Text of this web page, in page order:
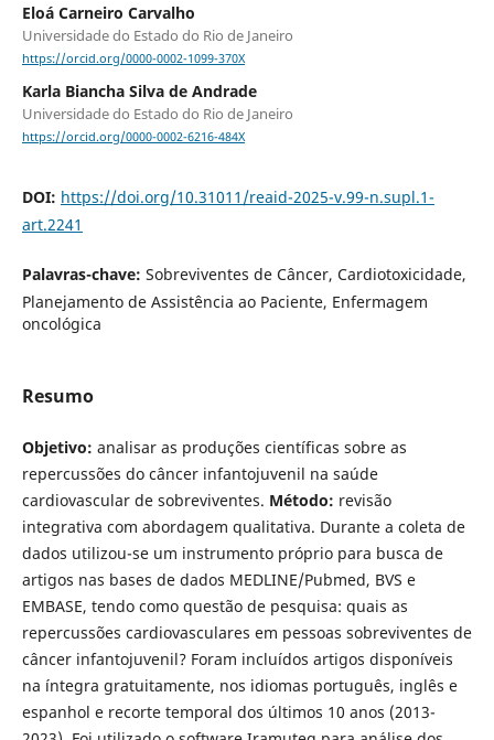
Eloá Carneiro Carvalho
Universidade do Estado do Rio de Janeiro
https://orcid.org/0000-0002-1099-370X
Karla Biancha Silva de Andrade
Universidade do Estado do Rio de Janeiro
https://orcid.org/0000-0002-6216-484X
DOI: https://doi.org/10.31011/reaid-2025-v.99-n.supl.1-
art.2241
Palavras-chave: Sobreviventes de Câncer, Cardiotoxicidade,
Planejamento de Assistência ao Paciente, Enfermagem
oncológica
Resumo
Objetivo: analisar as produções científicas sobre as
repercussões do câncer infantojuvenil na saúde
cardiovascular de sobreviventes. Método: revisão
integrativa com abordagem qualitativa. Durante a coleta de
dados utilizou-se um instrumento próprio para busca de
artigos nas bases de dados MEDLINE/Pubmed, BVS e
EMBASE, tendo como questão de pesquisa: quais as
repercussões cardiovasculares em pessoas sobreviventes de
câncer infantojuvenil? Foram incluídos artigos disponíveis
na íntegra gratuitamente, nos idiomas português, inglês e
espanhol e recorte temporal dos últimos 10 anos (2013-